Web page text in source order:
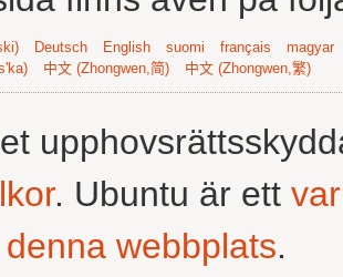
Deutsch English suomi français
magyar
中文 (Zhongwen,简) 中文 (Zhongwen,繁)
. Ubuntu är ett
webbplats.